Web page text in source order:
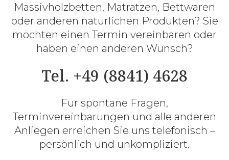
Massivholzbetten, Matratzen, Bettwaren
oder anderen natürlichen Produkten? Sie
möchten einen Termin vereinbaren oder
haben einen anderen Wunsch?
Tel. +49 (8841) 4628
Für spontane Fragen,
Terminvereinbarungen und alle anderen
Anliegen erreichen Sie uns telefonisch –
persönlich und unkompliziert.